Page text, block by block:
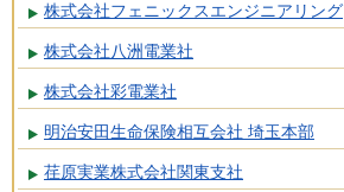
株式会社フェニックスエンジニアリング
株式会社八洲電業社
株式会社彩電業社
明治安田生命保険相互会社 埼玉本部
荏原実業株式会社関東支社